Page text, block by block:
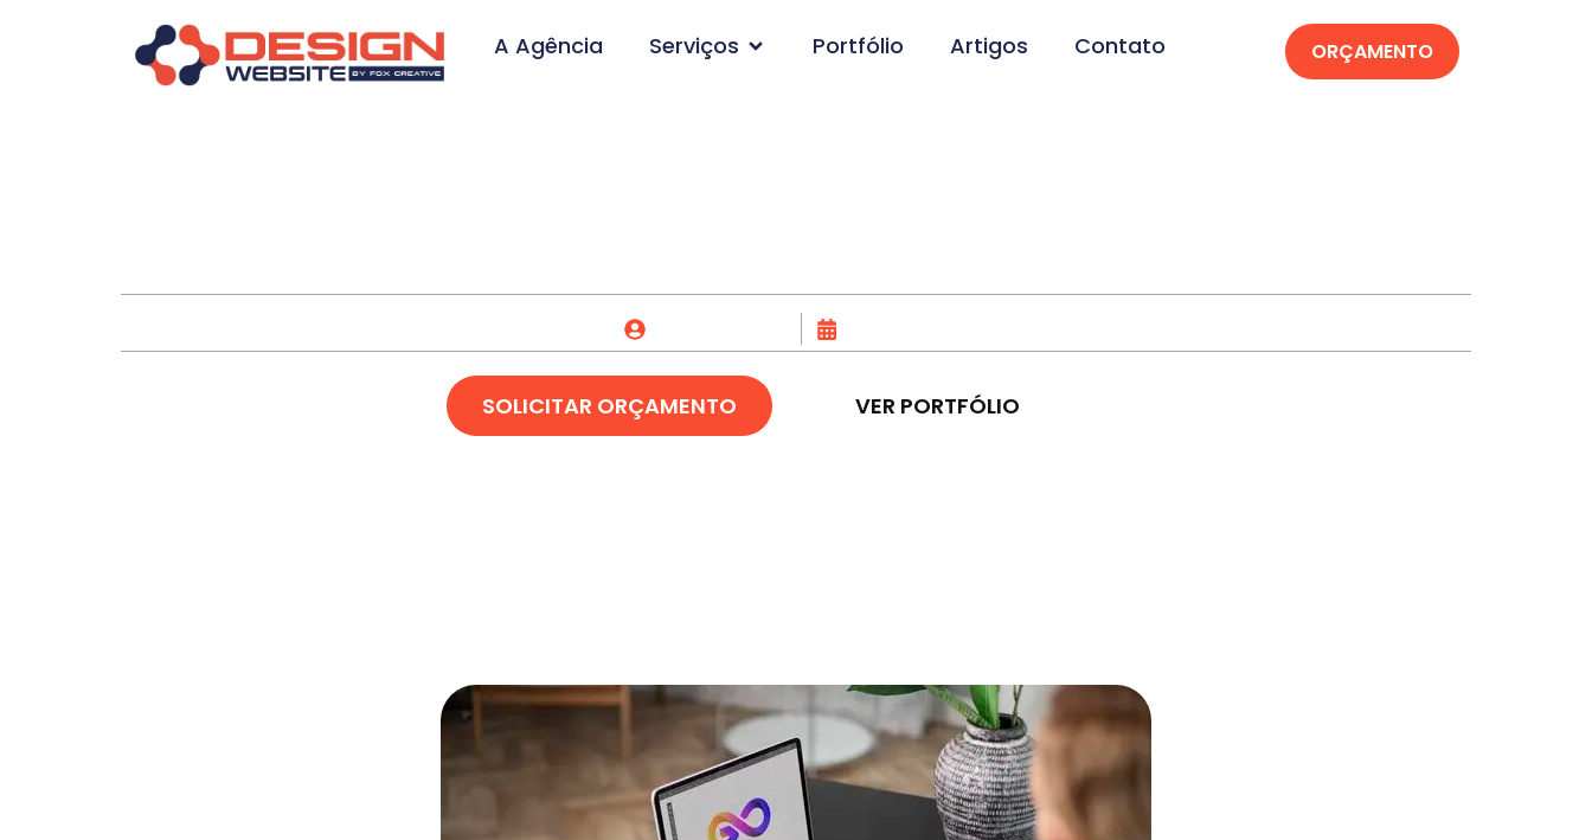
A Agência Serviços Portfólio Artigos Contato ORÇAMENTO
SOLICITAR ORÇAMENTO VER PORTFÓLIO